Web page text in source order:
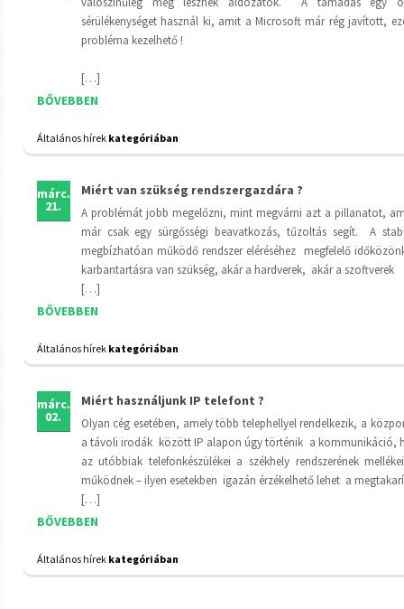
sérülékenységet használ ki, amit a Microsoft már rég javított,
probléma kezelhető !
[…]
BŐVEBBEN
Általános hírekkategóriában
márc.
21.
Miért van szükség rendszergazdára ?
A problémát jobb megelőzni, mint megvárni azt a pillanatot,
már csak egy sürgősségi beavatkozás, tűzoltás segít. A
megbízhatóan működő rendszer eléréséhez megfelelő
karbantartásra van szükség, akár a hardverek, akár a szoftverek
[…]
BŐVEBBEN
Általános hírekkategóriában
márc.
02.
Miért használjunk IP telefont ?
Olyan cég esetében, amely több telephellyel rendelkezik, a
a távoli irodák között IP alapon úgy történik a kommunikáció,
az utóbbiak telefonkészülékei a székhely rendszerének
működnek – ilyen esetekben igazán érzékelhető lehet a
[…]
BŐVEBBEN
Általános hírekkategóriában